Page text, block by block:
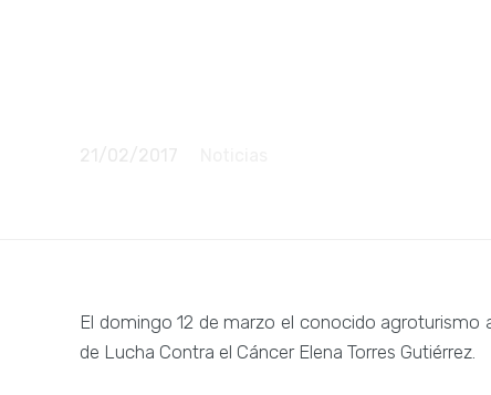
El domingo 12 de marzo el conocido
de Lucha Contra el Cáncer Elena Torres Gutiérrez.